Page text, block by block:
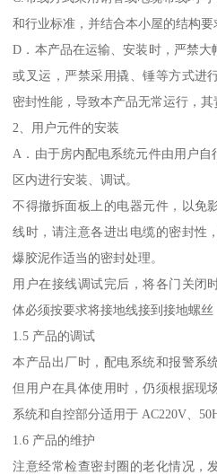
和行业标准，并结合本小屋的结构要
D．本产品在运输、安装时，严禁
或叉运，严禁采用撬、锤等方式进
密封性能，导致本产品无常运行，其
2、用户元件的安装
A．由于房内配电系统元件由用户
区内进行安装、调试。
不得撤拆面板上的电器元件，以免
线时，请注意各进出电缆的密封性
爆胶泥作适当的密封处理。
用户在接线调试完后，将各门关闭
体必须按要求将接地线接到接地螺丝
1.5 产品的调试
本产品出厂时，配电系统和报警系
但用户在具体使用时，仍须根据现
系统和自控部分适用于 AC220V、
1.6 产品的维护
注意经常检查密封圈的老化情况，